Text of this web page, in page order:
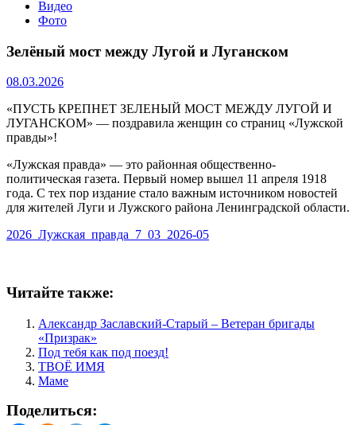
Видео
Фото
Зелёный мост между Лугой и Луганском
08.03.2026
«ПУСТЬ КРЕПНЕТ ЗЕЛЕНЫЙ МОСТ МЕЖДУ ЛУГОЙ И
ЛУГАНСКОМ» — поздравила женщин со страниц «Лужской
правды»!
«Лужская правда» — это районная общественно-
политическая газета. Первый номер вышел 11 апреля 1918
года. С тех пор издание стало важным источником новостей
для жителей Луги и Лужского района Ленинградской области.
2026_Лужская_правда_7_03_2026-05
Читайте также:
Александр Заславский-Старый – Ветеран бригады
«Призрак»
Под тебя как под поезд!
ТВОЁ ИМЯ
Маме
Поделиться: